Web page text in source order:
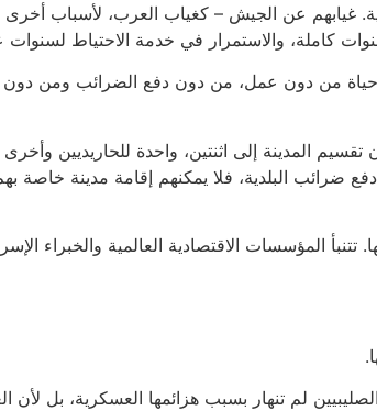
غيابهم عن الجيش – كغياب العرب، لأسباب
كاملة، والاستمرار في خدمة الاحتياط لسنوات
حياة من دون عمل، من دون دفع الضرائب ومن
المدينة إلى اثنتين، واحدة للحاريديين
ضرائب البلدية، فلا يمكنهم إقامة مدينة خاصة
المؤسسات الاقتصادية العالمية والخبراء
لم تنهار بسبب هزائمها العسكرية، بل لأن